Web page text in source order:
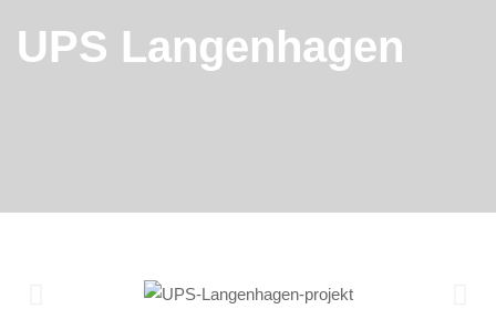
UPS Langenhagen